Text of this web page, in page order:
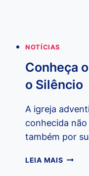
NOTÍCIAS
Conheça
o Silêncio
A igreja
conhecida
também por
LEIA MAIS